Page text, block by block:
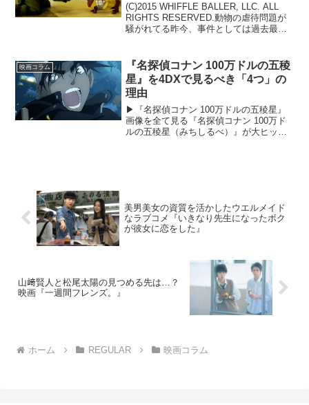
(C)2015 WHIFFLE BALLER, LLC. ALL
RIGHTS RESERVED.動物の虐待問題が
騒がれてる昨今、事件としては過去最大
てきたトッド・ソロ...
映画コラム
『名探偵コナン 100万ドルの五稜
星』を4DXで見るべき「4つ」の
理由
▶︎『名探偵コナン 100万ドルの五稜星』
画像を全て見る『名探偵コナン 100万ド
ルの五稜星（みちしるべ）』が大ヒット
美男美女の資質を活かしたウエルメイド
なラブコメ『いきなり先生になったボク
が彼女に恋をした』
山﨑賢人と松尾太陽の見つめる先は…？
映画『一週間フレンズ。』
ホーム REGULAR 映画コラム